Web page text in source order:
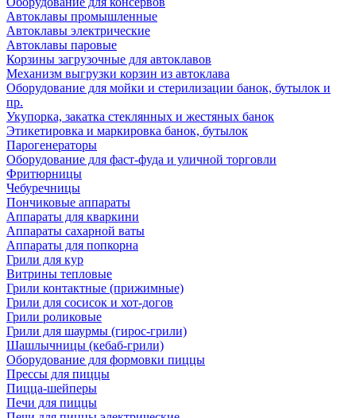
Автоклавы промышленные
Автоклавы электрические
Автоклавы паровые
Корзины загрузочные для автоклавов
Механизм выгрузки корзин из автоклава
Оборудование для мойки и стерилизации банок, бутылок и
пр.
Укупорка, закатка стеклянных и жестяных банок
Этикетировка и маркировка банок, бутылок
Парогенераторы
Оборудование для фаст-фуда и уличной торговли
Фритюрницы
Чебуречницы
Пончиковые аппараты
Аппараты для кваркини
Аппараты сахарной ваты
Аппараты для попкорна
Грили для кур
Витрины тепловые
Грили контактные (прижимные)
Грили для сосисок и хот-догов
Грили роликовые
Грили для шаурмы (гирос-грили)
Шашлычницы (кебаб-грили)
Оборудование для формовки пиццы
Прессы для пиццы
Пицца-шейперы
Печи для пиццы